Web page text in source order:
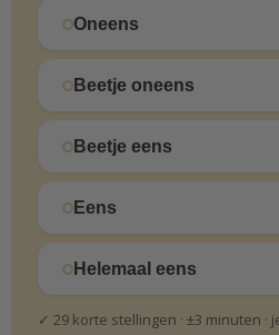
Oneens
Beetje oneens
Beetje eens
Eens
Helemaal eens
✓ 29 korte stellingen · ±3 minuten ·